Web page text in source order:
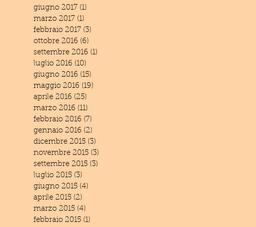
giugno 2017 (1)
marzo 2017 (1)
febbraio 2017 (3)
ottobre 2016 (6)
settembre 2016 (1)
luglio 2016 (10)
giugno 2016 (15)
maggio 2016 (19)
aprile 2016 (25)
marzo 2016 (11)
febbraio 2016 (7)
gennaio 2016 (2)
dicembre 2015 (3)
novembre 2015 (3)
settembre 2015 (3)
luglio 2015 (3)
giugno 2015 (4)
aprile 2015 (2)
marzo 2015 (4)
febbraio 2015 (1)